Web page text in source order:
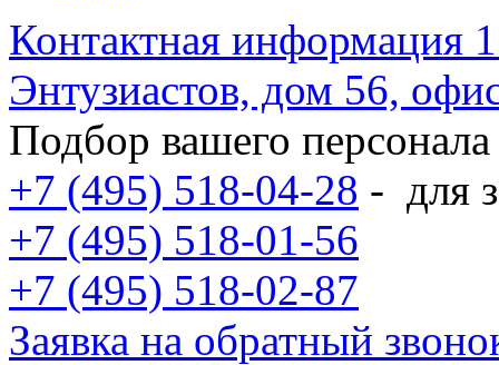
Контактная информация
Энтузиастов, дом 56,
Подбор вашего персонала
+7 (495) 518-04-28 - для
+7 (495) 518-01-56
+7 (495) 518-02-87
Заявка на обратный